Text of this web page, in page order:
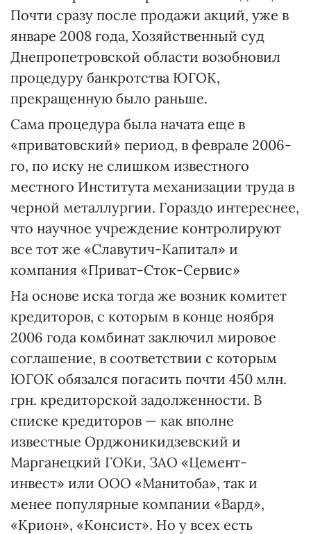
Почти сразу после продажи акций, уже в
январе 2008 года, Хозяйственный суд
Днепропетровской области возобновил
процедуру банкротства ЮГОК,
прекращенную было раньше.
Сама процедура была начата еще в
«приватовский» период, в феврале 2006-
го, по иску не слишком известного
местного Института механизации труда в
черной металлургии. Гораздо интереснее,
что научное учреждение контролируют
все тот же «Славутич-Капитал» и
компания «Приват-Сток-Сервис»
На основе иска тогда же возник комитет
кредиторов, с которым в конце ноября
2006 года комбинат заключил мировое
соглашение, в соответствии с которым
ЮГОК обязался погасить почти 450 млн.
грн. кредиторской задолженности. В
списке кредиторов — как вполне
известные Орджоникидзевский и
Марганецкий ГОКи, ЗАО «Цемент-
инвест» или ООО «Манитоба», так и
менее популярные компании «Вард»,
«Крион», «Консист». Но у всех есть